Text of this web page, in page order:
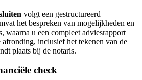
volgt een gestructureerd
het bespreken van mogelijkheden en
waarna u een compleet adviesrapport
inclusief het tekenen van de
plaats bij de notaris.
check